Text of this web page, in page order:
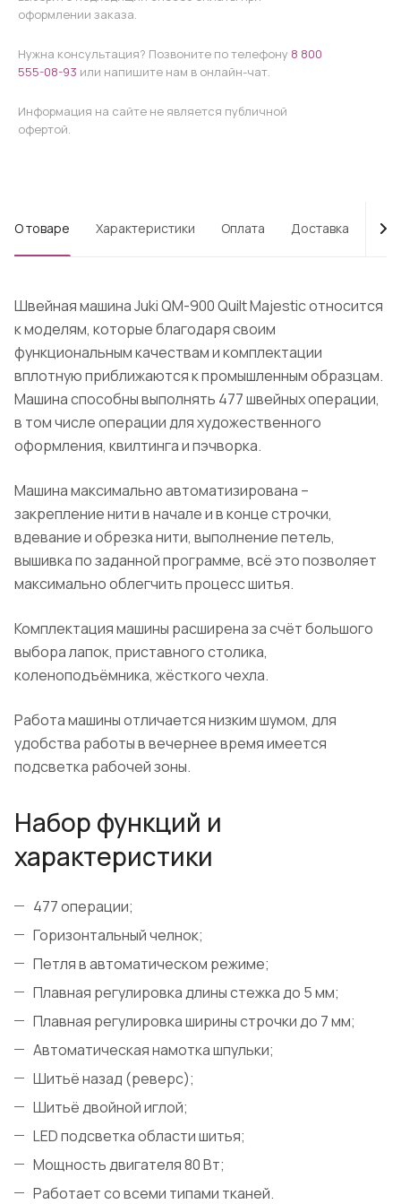
оформлении заказа.
Нужна консультация? Позвоните по телефону 8 800
555-08-93 или напишите нам в онлайн-чат.
Информация на сайте не является публичной
офертой.
О товаре Характеристики Оплата Доставка
Швейная машина Juki QM-900 Quilt Majestic относится
к моделям, которые благодаря своим
функциональным качествам и комплектации
вплотную приближаются к промышленным образцам.
Машина способны выполнять 477 швейных операции,
в том числе операции для художественного
оформления, квилтинга и пэчворка.
Машина максимально автоматизирована –
закрепление нити в начале и в конце строчки,
вдевание и обрезка нити, выполнение петель,
вышивка по заданной программе, всё это позволяет
максимально облегчить процесс шитья.
Комплектация машины расширена за счёт большого
выбора лапок, приставного столика,
коленоподъёмника, жёсткого чехла.
Работа машины отличается низким шумом, для
удобства работы в вечернее время имеется
подсветка рабочей зоны.
Набор функций и
характеристики
477 операции;
Горизонтальный челнок;
Петля в автоматическом режиме;
Плавная регулировка длины стежка до 5 мм;
Плавная регулировка ширины строчки до 7 мм;
Автоматическая намотка шпульки;
Шитьё назад (реверс);
Шитьё двойной иглой;
LED подсветка области шитья;
Мощность двигателя 80 Вт;
Работает со всеми типами тканей.